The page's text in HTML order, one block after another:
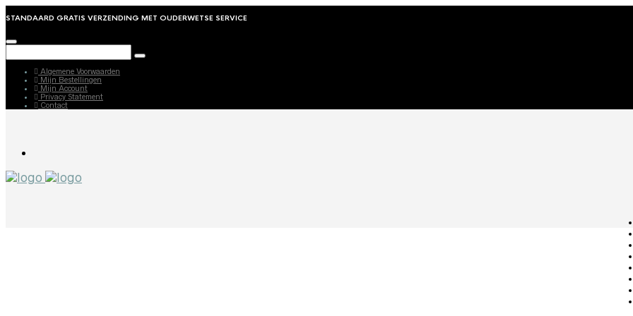
STANDAARD GRATIS VERZENDING MET OUDERWETSE SERVICE
Algemene Voorwaarden
Mijn Bestellingen
Mijn Account
Privacy Statement
Contact